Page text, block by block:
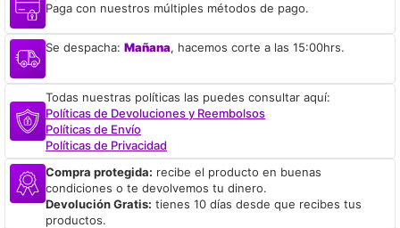
Paga con nuestros múltiples métodos de pago.
Se despacha: Mañana, hacemos corte a las 15:00hrs.
Todas nuestras políticas las puedes consultar aquí:
Políticas de Devoluciones y Reembolsos
Políticas de Envío
Políticas de Privacidad
Compra protegida: recibe el producto en buenas
condiciones o te devolvemos tu dinero.
Devolución Gratis: tienes 10 días desde que recibes tus
productos.